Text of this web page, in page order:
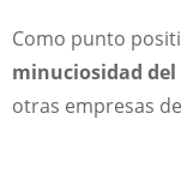
Como punto
minuciosidad
otras empresas